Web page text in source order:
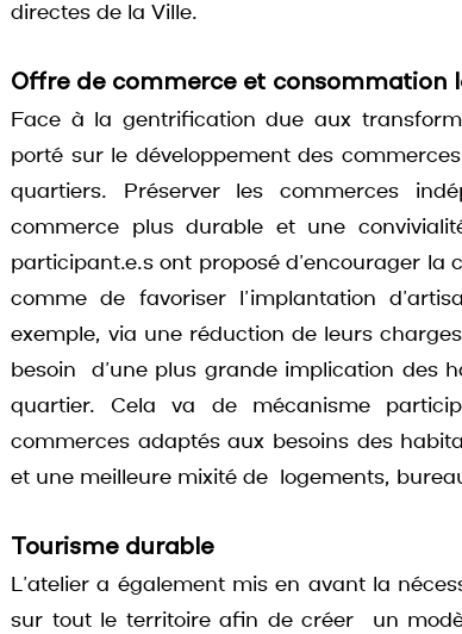
directes de la Ville.
Offre de commerce et consommation
Face à la gentrification due aux
porté sur le développement des
quartiers. Préserver les commerces
commerce plus durable et une
participant.e.s ont proposé d’encourager la
comme de favoriser l’implantation
exemple, via une réduction de leurs
besoin  d’une plus grande implication des
quartier. Cela va de mécanisme
commerces adaptés aux besoins des
et une meilleure mixité de  logements,
Tourisme durable
L’atelier a également mis en avant la
sur tout le territoire afin de créer  un